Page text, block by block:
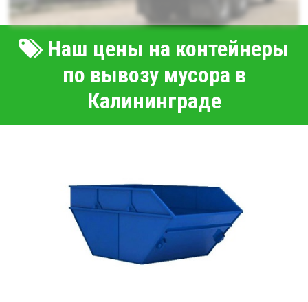
Наш цены на контейнеры
по вывозу мусора в
Калининграде